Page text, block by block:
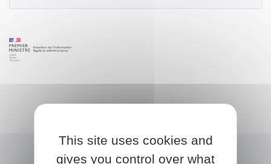
This site uses cookies and
gives you control over what